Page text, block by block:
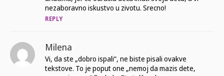
nezaboravno iskustvo u zivotu. Srecno!
REPLY
Milena
Vi, da ste „dobro ispali“, ne biste pisali ovakve
tekstove. To je poput one „nemoj da mazis dete,